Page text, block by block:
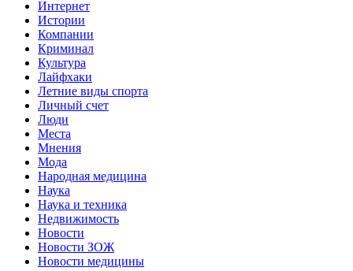
Интернет
Истории
Компании
Криминал
Культура
Лайфхаки
Летние виды спорта
Личный счет
Люди
Места
Мнения
Мода
Народная медицина
Наука
Наука и техника
Недвижимость
Новости
Новости ЗОЖ
Новости медицины